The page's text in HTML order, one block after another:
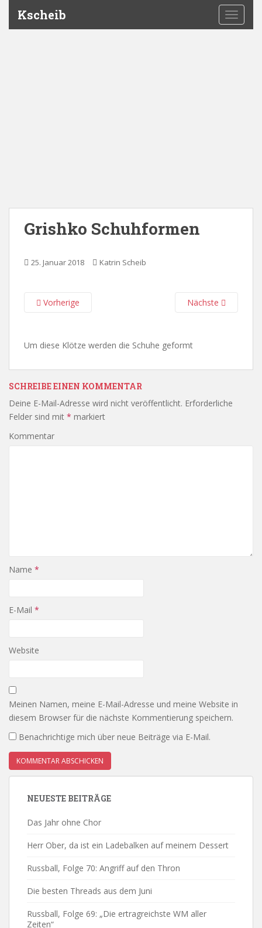
Kscheib
Grishko Schuhformen
25. Januar 2018 Katrin Scheib
Vorherige Nächste
Um diese Klötze werden die Schuhe geformt
SCHREIBE EINEN KOMMENTAR
Deine E-Mail-Adresse wird nicht veröffentlicht. Erforderliche
Felder sind mit * markiert
Kommentar
Name *
E-Mail *
Website
Meinen Namen, meine E-Mail-Adresse und meine Website in
diesem Browser für die nächste Kommentierung speichern.
Benachrichtige mich über neue Beiträge via E-Mail.
NEUESTE BEITRÄGE
Das Jahr ohne Chor
Herr Ober, da ist ein Ladebalken auf meinem Dessert
Russball, Folge 70: Angriff auf den Thron
Die besten Threads aus dem Juni
Russball, Folge 69: „Die ertragreichste WM aller
Zeiten“